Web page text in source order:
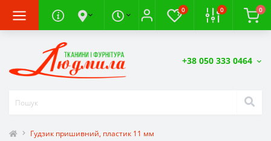
0 0 0
+38 050 333 0464
Гудзик пришивний, пластик 11 мм